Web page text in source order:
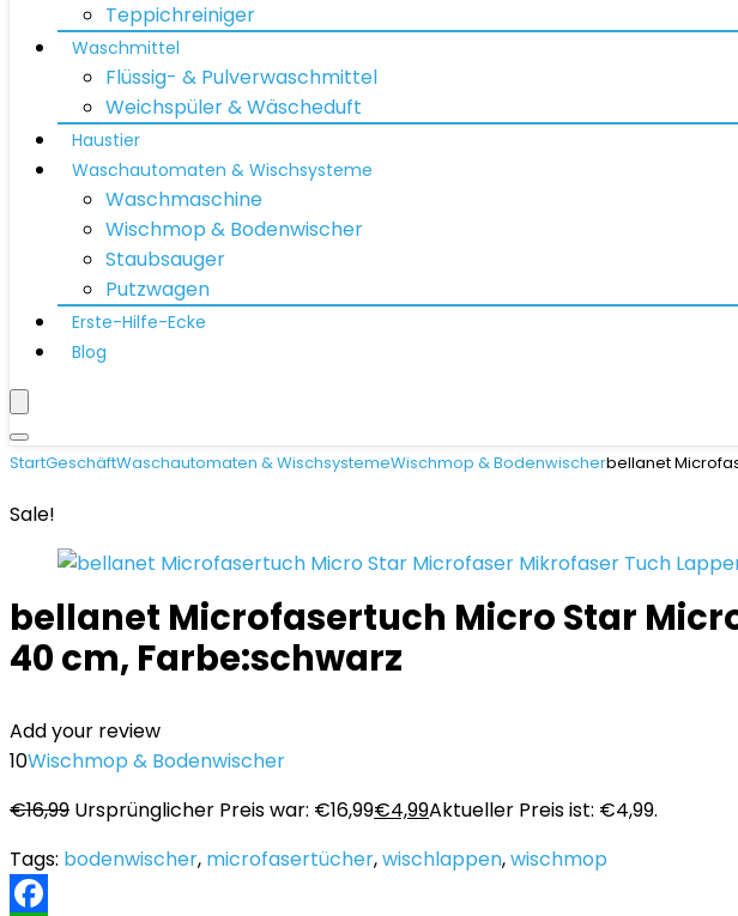
Teppichreiniger
Waschmittel
Flüssig- & Pulverwaschmittel
Weichspüler & Wäscheduft
Haustier
Waschautomaten & Wischsysteme
Waschmaschine
Wischmop & Bodenwischer
Staubsauger
Putzwagen
Erste-Hilfe-Ecke
Blog
StartGeschäftWaschautomaten & WischsystemeWischmop & Bodenwischerbellanet
Sale!
bellanet Microfasertuch Micro Star
40 cm, Farbe:schwarz
Add your review
10Wischmop & Bodenwischer
€16,99 Ursprünglicher Preis war: €16,99€4,99Aktueller Preis ist: €4,99.
Tags: bodenwischer, microfasertücher,wischlappen,wischmop